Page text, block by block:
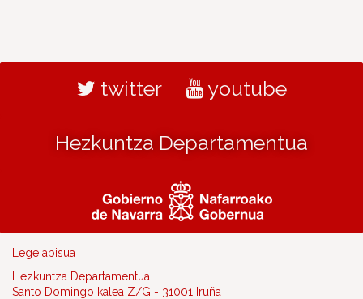
twitter youtube
Hezkuntza Departamentua
Lege abisua
Hezkuntza Departamentua
Santo Domingo kalea Z/G - 31001 Iruña